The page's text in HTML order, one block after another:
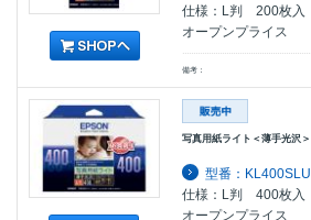
仕様：L判 200枚入
オープンプライス
備考：
写真用紙ライト＜薄手光沢＞
型番：KL400SLU
仕様：L判 400枚入
オープンプライス